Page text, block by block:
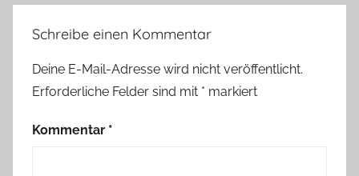
Schreibe einen Kommentar
Deine E-Mail-Adresse wird nicht veröffentlicht.
Erforderliche Felder sind mit * markiert
Kommentar *